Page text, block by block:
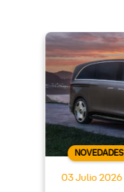
NOVEDADES
03 Julio 2026